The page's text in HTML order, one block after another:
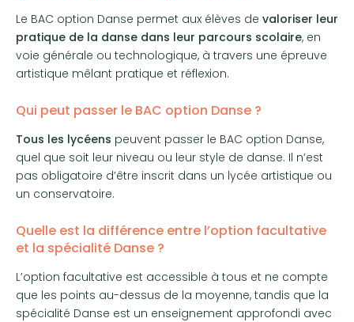
Le BAC option Danse permet aux élèves de valoriser leur
pratique de la danse dans leur parcours scolaire, en
voie générale ou technologique, à travers une épreuve
artistique mêlant pratique et réflexion.
Qui peut passer le BAC option Danse ?
Tous les lycéens peuvent passer le BAC option Danse,
quel que soit leur niveau ou leur style de danse. Il n’est
pas obligatoire d’être inscrit dans un lycée artistique ou
un conservatoire.
Quelle est la différence entre l’option facultative
et la spécialité Danse ?
L’option facultative est accessible à tous et ne compte
que les points au-dessus de la moyenne, tandis que la
spécialité Danse est un enseignement approfondi avec